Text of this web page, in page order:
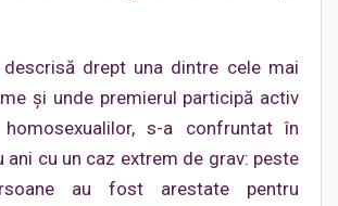
descrisă drept una dintre cele mai
și unde premierul participă activ
s-a confruntat în
ani cu un caz extrem de grav: peste
au fost arestate pentru